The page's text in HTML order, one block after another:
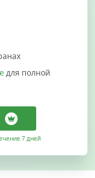
для полной
7 дней